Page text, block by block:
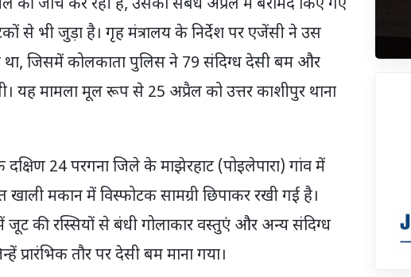
की जांच कर रही है, उसका संबंध अप्रैल में बरामद किए गए
से भी जुड़ा है। गृह मंत्रालय के निर्देश पर एजेंसी ने उस
जिसमें कोलकाता पुलिस ने 79 संदिग्ध देसी बम और
यह मामला मूल रूप से 25 अप्रैल को उत्तर काशीपुर थाना
24 परगना जिले के माझेरहाट (पोइलेपारा) गांव में
खाली मकान में विस्फोटक सामग्री छिपाकर रखी गई है।
जूट की रस्सियों से बंधी गोलाकार वस्तुएं और अन्य संदिग्ध
प्रारंभिक तौर पर देसी बम माना गया।